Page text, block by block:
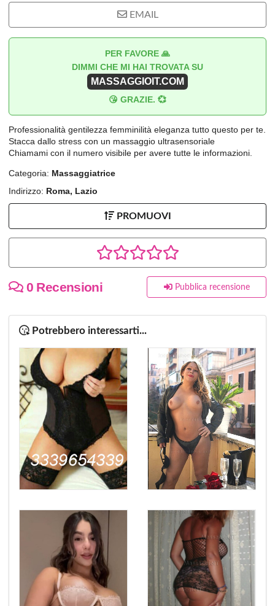
EMAIL
PER FAVORE 🙏
DIMMI CHE MI HAI TROVATA SU
MASSAGGIOIT.COM
😘 GRAZIE. 💞
Professionalità gentilezza femminilità eleganza tutto questo per te.
Stacca dallo stress con un massaggio ultrasensoriale
Chiamami con il numero visibile per avere tutte le informazioni.
Categoria: Massaggiatrice
Indirizzo: Roma, Lazio
PROMUOVI
0 Recensioni Pubblica recensione
Potrebbero interessarti...